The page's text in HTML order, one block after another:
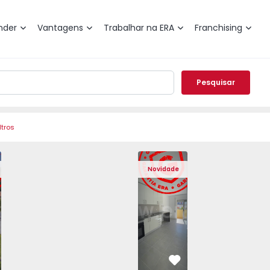
Vantagens Trabalhar na ERA Franchising
Pesquisar
Angra do Heroísmo, São Mateus da Calheta - 1575310 - 40
T3 Angra do Heroísmo, São Mateus da Calheta -
Moradia Geminada T3 Angra do Heroísmo, São Mateus da
Moradia Geminada T3 Angra do Heroísmo, São
Moradia Geminada T3 Angra do
Moradia Geminada T3
Moradia
Novidade
Apartamento T2 Seixal, Amora - 1575805
Apartamento T2 Seixal,
Apartamento T2
Favorito